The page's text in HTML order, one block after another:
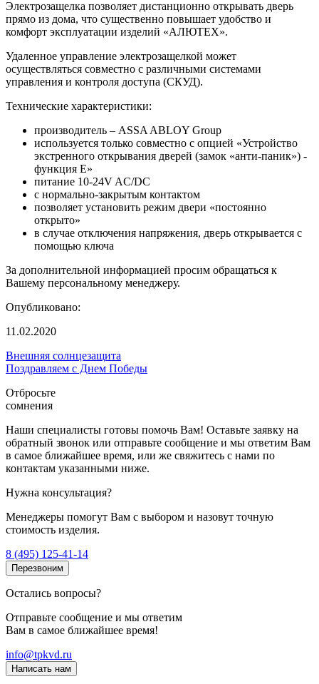
Электрозащелка позволяет дистанционно открывать дверь
прямо из дома, что существенно повышает удобство и
комфорт эксплуатации изделий «АЛЮТЕХ».
Удаленное управление электрозащелкой может
осуществляться совместно с различными системами
управления и контроля доступа (СКУД).
Технические характеристики:
производитель – ASSA ABLOY Group
используется только совместно с опцией «Устройство
экстренного открывания дверей (замок «анти-паник») -
функция Е»
питание 10-24V AC/DC
с нормально-закрытым контактом
позволяет установить режим двери «постоянно
открыто»
в случaе отключения нaпряжения, двeрь открывается с
помощью ключа
За дополнительной информацией просим обращаться к
Вашему персональному менеджеру.
Опубликовано:
11.02.2020
Внешняя солнцезащита
Поздравляем с Днем Победы
Отбросьте
сомнения
Наши специалисты готовы помочь Вам! Оставьте заявку на
обратный звонок или отправьте сообщение и мы ответим Вам
в самое ближайшее время, или же свяжитесь с нами по
контактам указанными ниже.
Нужна консультация?
Менеджеры помогут Вам с выбором и назовут точную
стоимость изделия.
8 (495) 125-41-14
Перезвоним
Остались вопросы?
Отправьте сообщение и мы ответим
Вам в самое ближайшее время!
info@tpkvd.ru
Написать нам